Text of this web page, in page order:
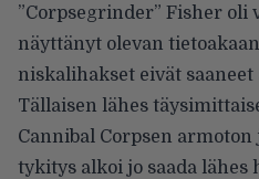
”Corpsegrinder” Fisher oli
näyttänyt olevan
niskalihakset eivät
Tällaisen lähes
Cannibal Corpsen
tykitys alkoi jo saada